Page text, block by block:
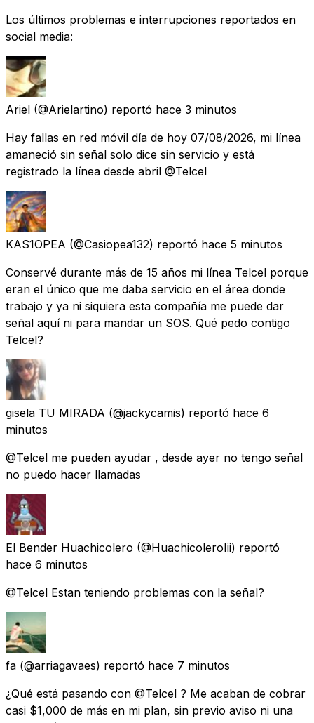
Los últimos problemas e interrupciones reportados en
social media:
Ariel (@Arielartino) reportó hace 3 minutos
Hay fallas en red móvil día de hoy 07/08/2026, mi línea
amaneció sin señal solo dice sin servicio y está
registrado la línea desde abril @Telcel
KAS1OPEA (@Casiopea132) reportó hace 5 minutos
Conservé durante más de 15 años mi línea Telcel porque
eran el único que me daba servicio en el área donde
trabajo y ya ni siquiera esta compañía me puede dar
señal aquí ni para mandar un SOS. Qué pedo contigo
Telcel?
gisela TU MIRADA (@jackycamis) reportó hace 6
minutos
@Telcel me pueden ayudar , desde ayer no tengo señal
no puedo hacer llamadas
El Bender Huachicolero (@HuachicoleroIii) reportó
hace 6 minutos
@Telcel Estan teniendo problemas con la señal?
fa (@arriagavaes) reportó hace 7 minutos
¿Qué está pasando con @Telcel ? Me acaban de cobrar
casi $1,000 de más en mi plan, sin previo aviso ni una